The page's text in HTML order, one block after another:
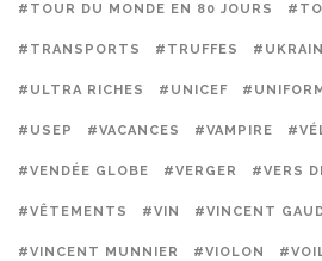
#TOUR DU MONDE EN 80 JOURS
#TRANSPORTS #TRUFFES
#ULTRA RICHES #UNICEF
#USEP #VACANCES #VAMPIRE
#VENDÉE GLOBE #VERGER #VERS
#VÊTEMENTS #VIN #VINCENT
#VINCENT MUNNIER #VIOLON